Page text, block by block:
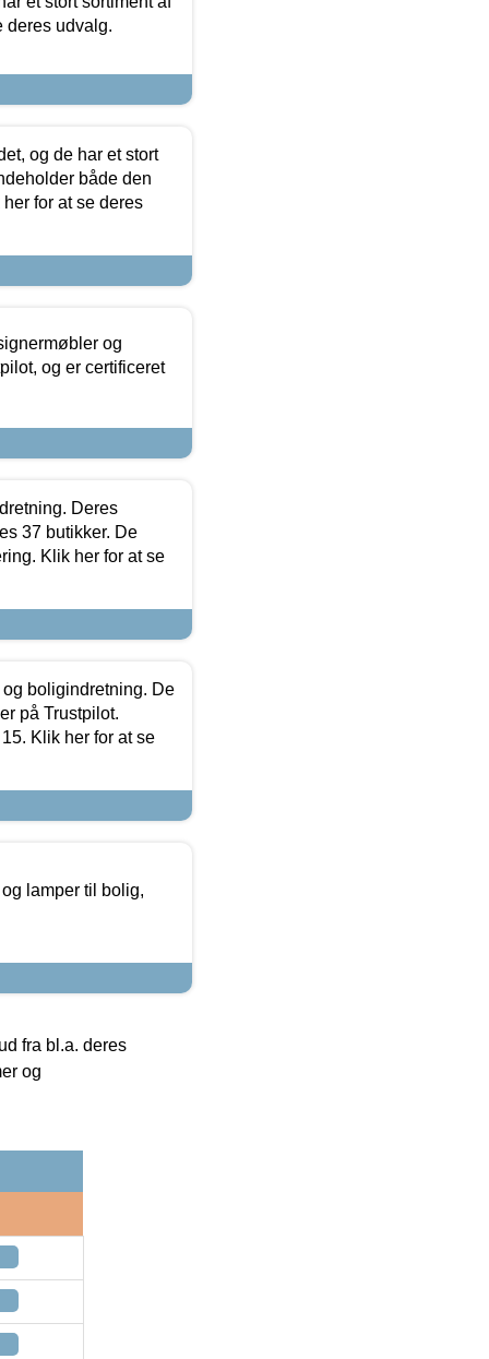
deres udvalg.
og de har et stort
både den
for at se deres
og
og er certificeret
Deres
37 butikker. De
Klik her for at se
boligindretning. De
på Trustpilot.
Klik her for at se
lamper til bolig,
fra bl.a. deres
og